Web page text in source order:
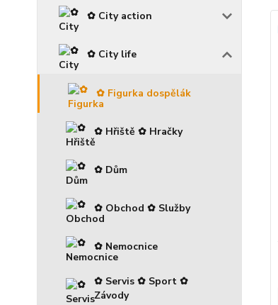
✿ City action
✿ City life
✿ Figurka dospělák
✿ Hřiště ✿ Hračky
✿ Dům
✿ Obchod ✿ Služby
✿ Nemocnice
✿ Servis ✿ Sport ✿
Závody